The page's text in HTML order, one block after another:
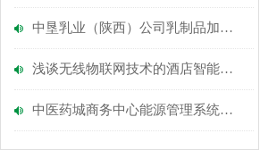
中垦乳业（陕西）公司乳制品加工基地项目电力监控系统的设计及应用
浅谈无线物联网技术的酒店智能照明系统研究
中医药城商务中心能源管理系统项目的设计与应用-安科瑞涂志燕